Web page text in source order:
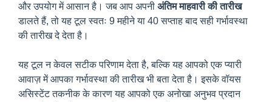
और उपयोग में आसान है। जब आप अपनी अंतिम माहवारी की तारीख
डालते हैं, तो यह टूल स्वतः 9 महीने या 40 सप्ताह बाद सही गर्भावस्था
की तारीख दे देता है।
यह टूल न केवल सटीक परिणाम देता है, बल्कि यह आपको एक प्यारी
आवाज़ में आपका गर्भावस्था की तारीख भी बता देता है। इसके वॉयस
असिस्टेंट तकनीक के कारण यह आपको एक अनोखा अनुभव प्रदान